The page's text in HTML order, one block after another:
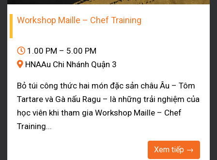
Workshop Maille – Chef Training
1.00 PM – 5.00 PM
HNAAu Chi Nhánh Quận 3
Bỏ túi công thức hai món đặc sản châu Âu – Tôm
Tartare và Gà nấu Ragu – là những trải nghiệm của
học viên khi tham gia Workshop Maille – Chef
Training...
Xem tiếp →